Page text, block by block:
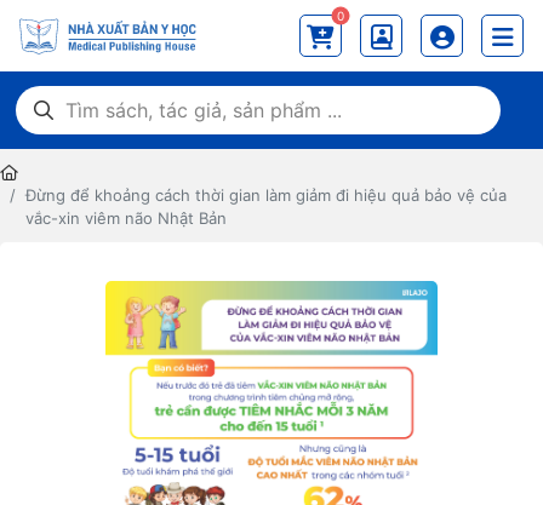
0
Đừng để khoảng cách thời gian làm giảm đi hiệu quả bảo vệ của
vắc-xin viêm não Nhật Bản